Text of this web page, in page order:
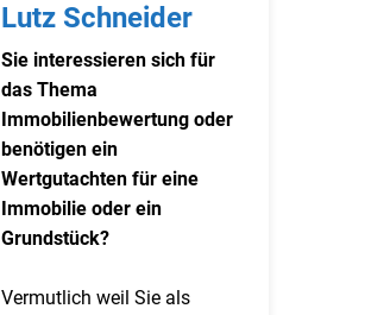
Lutz Schneider
Sie interessieren sich für
das Thema
Immobilienbewertung oder
benötigen ein
Wertgutachten für eine
Immobilie oder ein
Grundstück?
Vermutlich weil Sie als